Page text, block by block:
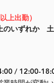
上出勤）
のいずれか
/ 12:00-